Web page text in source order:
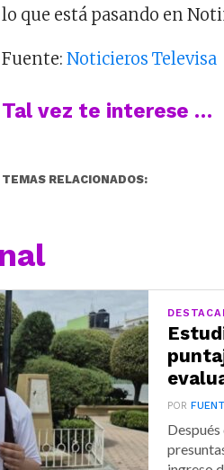
lo que está pasando en
Fuente:Noticieros Televisa
Tal vez te interese …
TEMAS RELACIONADOS:
POR